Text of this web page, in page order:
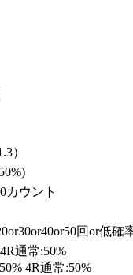
）
カウント
回or低確
通常:50%
4R通常:50%